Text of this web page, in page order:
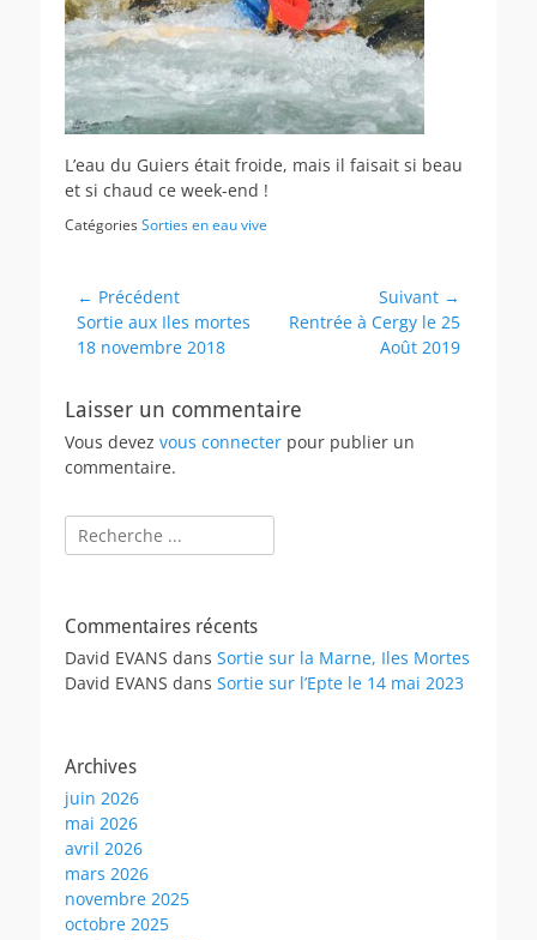
L’eau du Guiers était froide, mais il faisait si beau
et si chaud ce week-end !
CatégoriesSorties en eau vive
Navigation
de
l’article
← Précédent
Article
précédent :
Sortie aux Iles mortes
18 novembre 2018
Suivant →
Article
Rentrée à Cergy le 25
Août 2019
Laisser un commentaire
Vous devez vous connecter pour publier un
commentaire.
Rechercher :
Commentaires récents
David EVANS dans Sortie sur la Marne, Iles Mortes
David EVANS dans Sortie sur l’Epte le 14 mai 2023
Archives
juin 2026
mai 2026
avril 2026
mars 2026
novembre 2025
octobre 2025